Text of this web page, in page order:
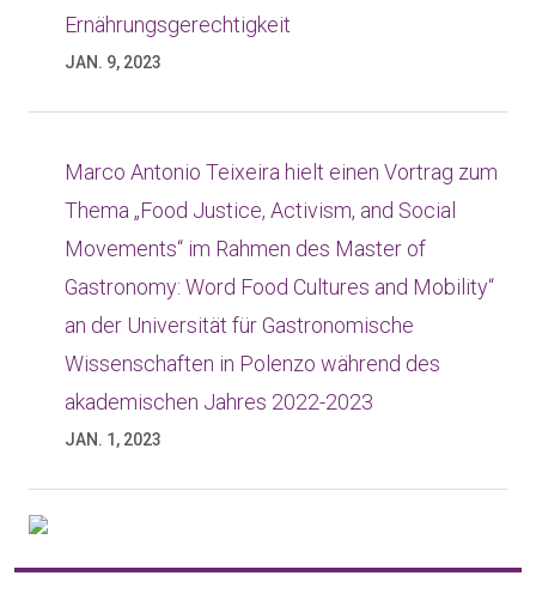
Ernährungsgerechtigkeit
JAN. 9, 2023
Marco Antonio Teixeira hielt einen Vortrag zum
Thema „Food Justice, Activism, and Social
Movements“ im Rahmen des Master of
Gastronomy: Word Food Cultures and Mobility“
an der Universität für Gastronomische
Wissenschaften in Polenzo während des
akademischen Jahres 2022-2023
JAN. 1, 2023